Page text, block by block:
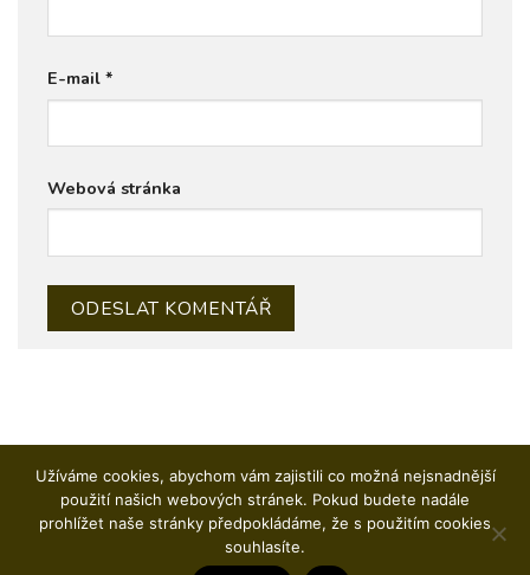
E-mail *
Webová stránka
CAJON DJEMBE A OSTATNÍ PERKUSE WORKSHOPY
OBCHODNÍ PODMÍNKY
Užíváme cookies, abychom vám zajistili co možná nejsnadnější
použití našich webových stránek. Pokud budete nadále
prohlížet naše stránky předpokládáme, že s použitím cookies
souhlasíte.